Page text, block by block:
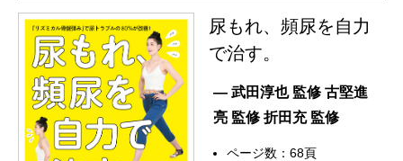
尿もれ、頻尿を自力
で治す。
— 武田淳也 監修 古堅進
亮 監修 折田充 監修
ページ数：68頁